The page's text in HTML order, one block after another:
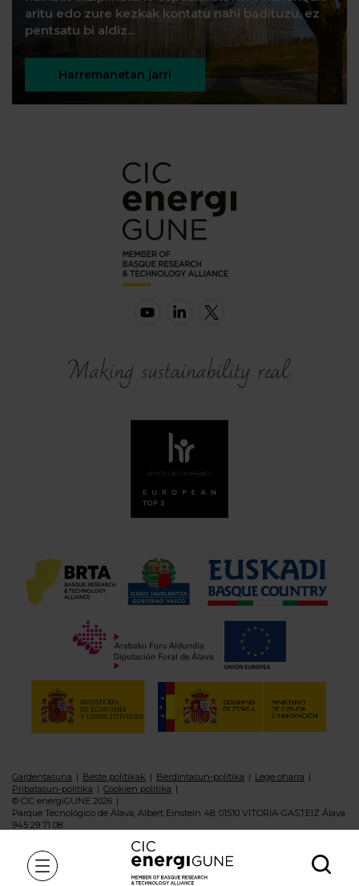
aritu edo zure kezkak kontatu nahi badituzu, ez
pentsatu bi aldiz...
Harremanetan jarri
Gardentasuna Beste politikak Berdintasun-politika
Lege oharra
Pribatasun-politika
Cookien politika
© CIC energiGUNE 2026
Parque Tecnológico de Álava, Albert Einstein 48, 01510 VITORIA-GASTEIZ Álava
945 29 71 08